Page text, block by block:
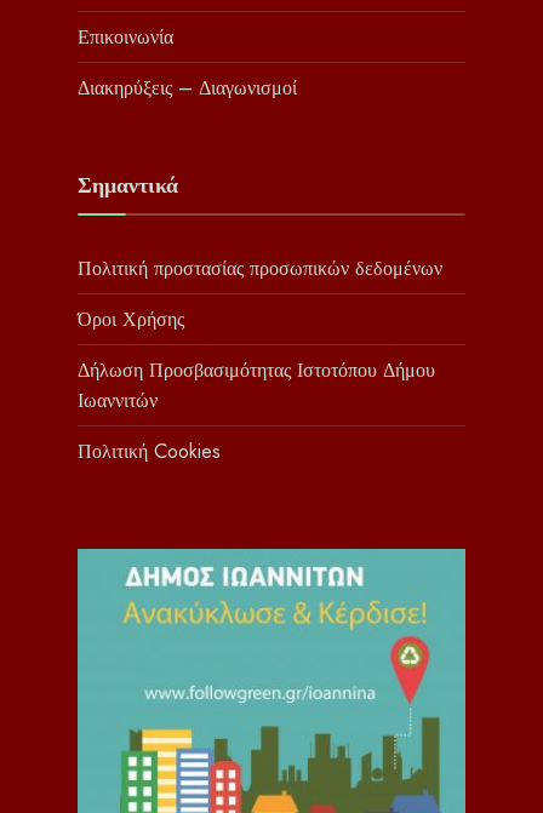
Επικοινωνία
Διακηρύξεις – Διαγωνισμοί
Σημαντικά
Πολιτική προστασίας προσωπικών δεδομένων
Όροι Χρήσης
Δήλωση Προσβασιμότητας Ιστοτόπου Δήμου
Ιωαννιτών
Πολιτική Cookies